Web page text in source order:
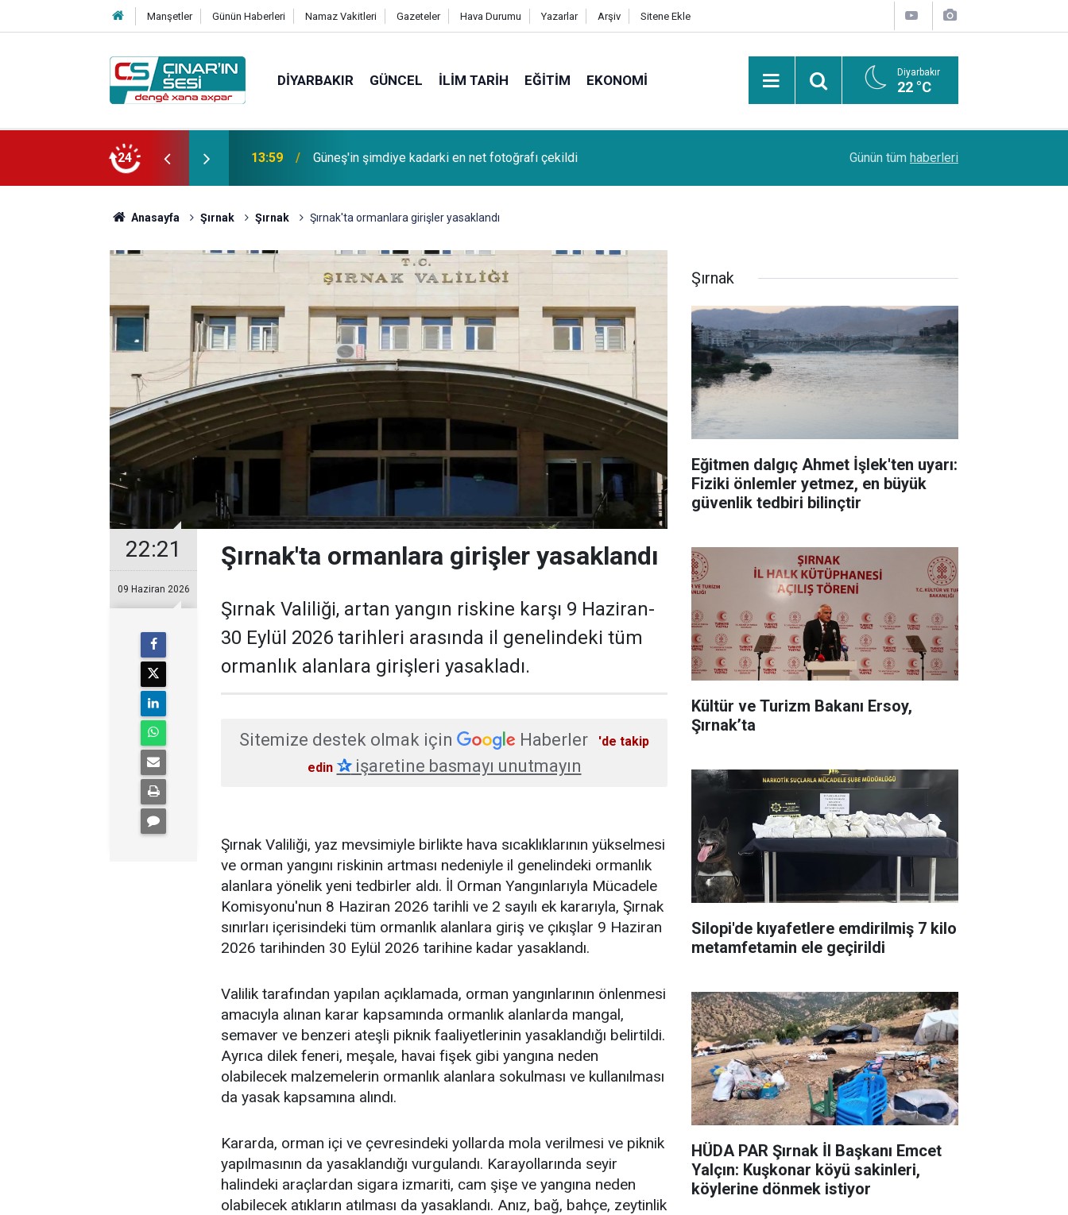
Manşetler Günün Haberleri Namaz Vakitleri Gazeteler Hava Durumu Yazarlar Arşiv Sitene Ekle
DIYARBAKIR GÜNCEL İLIM TARIH EĞITIM EKONOMI Diyarbakır
22 °C
24 11:30
Bağacık (Bağcağê) Köyünden Osman Tunç'un oğlu SAMET TUNÇ vefat
etmiştir
başarı sırasına göre tercih yapılmalı
Günün tüm haberleri
Anasayfa Şırnak Şırnak Şırnak'ta ormanlara girişler yasaklandı
22:21
09 Haziran 2026
Şırnak'ta ormanlara girişler yasaklandı
Şırnak Valiliği, artan yangın riskine karşı 9 Haziran-
30 Eylül 2026 tarihleri arasında il genelindeki tüm
ormanlık alanlara girişleri yasakladı.
Sitemize destek olmak için Haberler
'de takip
edin ✰işaretine basmayı unutmayın
Şırnak Valiliği, yaz mevsimiyle birlikte hava sıcaklıklarının yükselmesi
ve orman yangını riskinin artması nedeniyle il genelindeki ormanlık
alanlara yönelik yeni tedbirler aldı. İl Orman Yangınlarıyla Mücadele
Komisyonu'nun 8 Haziran 2026 tarihli ve 2 sayılı ek kararıyla, Şırnak
sınırları içerisindeki tüm ormanlık alanlara giriş ve çıkışlar 9 Haziran
2026 tarihinden 30 Eylül 2026 tarihine kadar yasaklandı.
Valilik tarafından yapılan açıklamada, orman yangınlarının önlenmesi
amacıyla alınan karar kapsamında ormanlık alanlarda mangal,
semaver ve benzeri ateşli piknik faaliyetlerinin yasaklandığı belirtildi.
Ayrıca dilek feneri, meşale, havai fişek gibi yangına neden
olabilecek malzemelerin ormanlık alanlara sokulması ve kullanılması
da yasak kapsamına alındı.
Kararda, orman içi ve çevresindeki yollarda mola verilmesi ve piknik
yapılmasının da yasaklandığı vurgulandı. Karayollarında seyir
halindeki araçlardan sigara izmariti, cam şişe ve yangına neden
olabilecek atıkların atılması da yasaklandı. Anız, bağ, bahçe, zeytinlik
Şırnak
Eğitmen dalgıç Ahmet İşlek'ten uyarı:
Fiziki önlemler yetmez, en büyük
güvenlik tedbiri bilinçtir
Kültür ve Turizm Bakanı Ersoy,
Şırnak’ta
Silopi'de kıyafetlere emdirilmiş 7 kilo
metamfetamin ele geçirildi
HÜDA PAR Şırnak İl Başkanı Emcet
Yalçın: Kuşkonar köyü sakinleri,
köylerine dönmek istiyor